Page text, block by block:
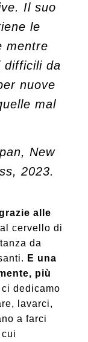
Il suo
le
mentre
difficili da
nuove
mal
, New
2023.
alle
cervello di
da
E una
più
dedicamo
lavarci,
a farci